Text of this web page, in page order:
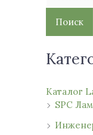
Поиск
Каталог
SPC